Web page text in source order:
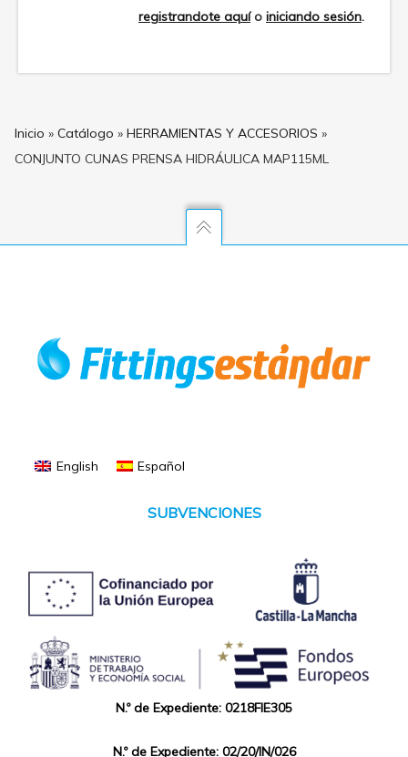
registrandote aquío iniciando sesión.
Inicio » Catálogo » HERRAMIENTAS Y ACCESORIOS »
CONJUNTO CUNAS PRENSA HIDRÁULICA MAP115ML
English Español
SUBVENCIONES
N.º de Expediente: 0218FIE305
N.º de Expediente: 02/20/IN/026